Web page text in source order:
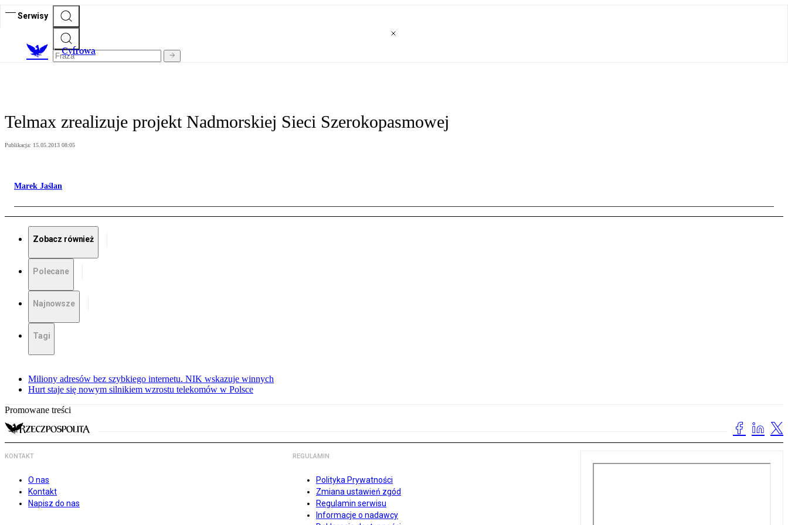
Serwisy
Cyfrowa
Telmax zrealizuje projekt Nadmorskiej Sieci Szerokopasmowej
Publikacja: 15.05.2013 08:05
Marek Jaślan
Zobacz również
Polecane
Najnowsze
Tagi
Miliony adresów bez szybkiego internetu. NIK wskazuje winnych
Hurt staje się nowym silnikiem wzrostu telekomów w Polsce
Promowane treści
KONTAKT
O nas
Kontakt
Napisz do nas
REGULAMIN
Polityka Prywatności
Zmiana ustawień zgód
Regulamin serwisu
Informacje o nadawcy